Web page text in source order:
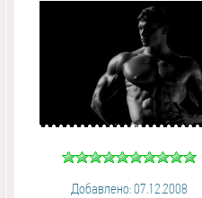
Добавлено: 07.12.2008